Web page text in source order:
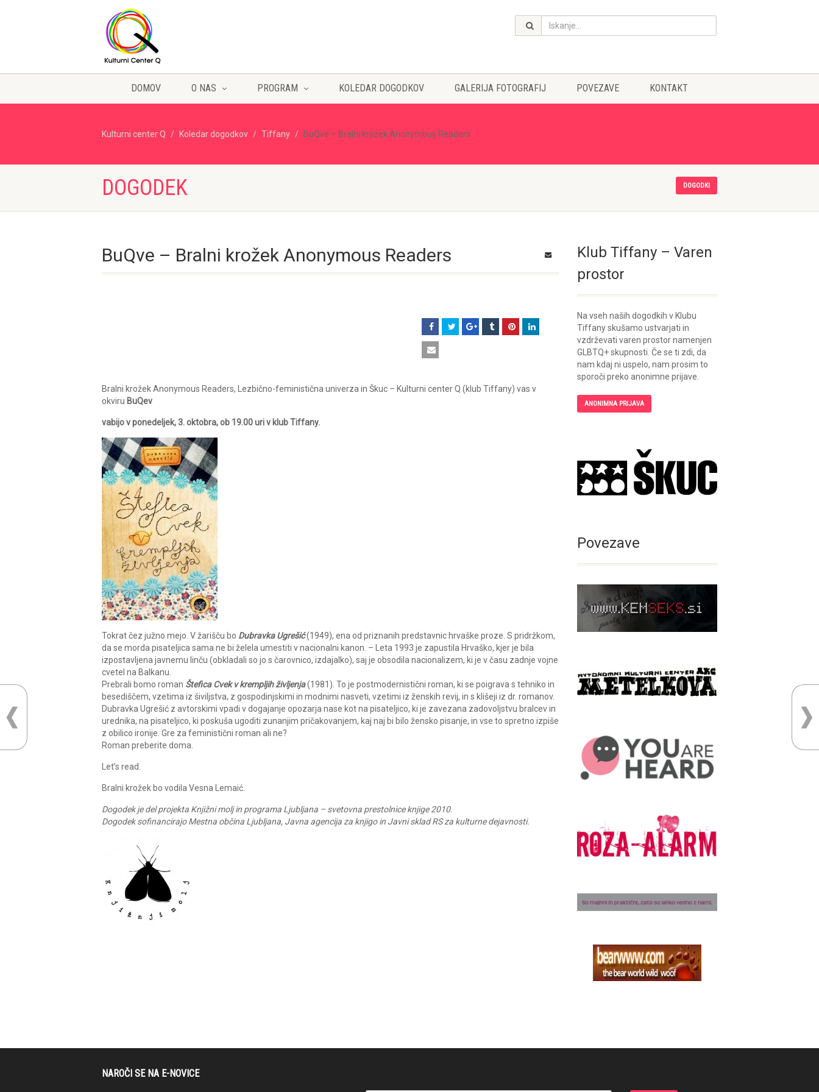
DOMOV O NAS PROGRAM KOLEDAR DOGODKOV GALERIJA FOTOGRAFIJ POVEZAVE KONTAKT
Kulturni center Q Koledar dogodkov Tiffany BuQve – Bralni krožek Anonymous Readers
DOGODEK DOGODKI
BuQve – Bralni krožek Anonymous Readers
Bralni krožek Anonymous Readers, Lezbično-feministična univerza in Škuc – Kulturni center Q (klub Tiffany) vas v
okviru BuQev
vabijo v ponedeljek, 3. oktobra, ob 19.00 uri v klub Tiffany.
Tokrat čez južno mejo. V žarišču bo Dubravka Ugrešić(1949), ena od priznanih predstavnic hrvaške proze. S pridržkom,
da se morda pisateljica sama ne bi želela umestiti v nacionalni kanon. – Leta 1993 je zapustila Hrvaško, kjer je bila
izpostavljena javnemu linču (obkladali so jo s čarovnico, izdajalko), saj je obsodila nacionalizem, ki je v času zadnje vojne
cvetel na Balkanu.
Prebrali bomo roman Štefica Cvek v krempljih življenja(1981). To je postmodernistični roman, ki se poigrava s tehniko in
besediščem, vzetima iz šiviljstva, z gospodinjskimi in modnimi nasveti, vzetimi iz ženskih revij, in s klišeji iz dr. romanov.
Dubravka Ugrešić z avtorskimi vpadi v dogajanje opozarja nase kot na pisateljico, ki je zavezana zadovoljstvu bralcev in
urednika, na pisateljico, ki poskuša ugoditi zunanjim pričakovanjem, kaj naj bi bilo žensko pisanje, in vse to spretno izpiše
z obilico ironije. Gre za feministični roman ali ne?
Roman preberite doma.
Let’s read.
Bralni krožek bo vodila Vesna Lemaić.
Dogodek je del projekta Knjižni molj in programa Ljubljana – svetovna prestolnice knjige 2010.
Dogodek sofinancirajo Mestna občina Ljubljana, Javna agencija za knjigo in Javni sklad RS za kulturne dejavnosti.
Klub Tiffany – Varen
prostor
Na vseh naših dogodkih v Klubu
Tiffany skušamo ustvarjati in
vzdrževati varen prostor namenjen
GLBTQ+ skupnosti. Če se ti zdi, da
nam kdaj ni uspelo, nam prosim to
sporoči preko anonimne prijave.
ANONIMNA PRIJAVA
Povezave
NAROČI SE NA E-NOVICE